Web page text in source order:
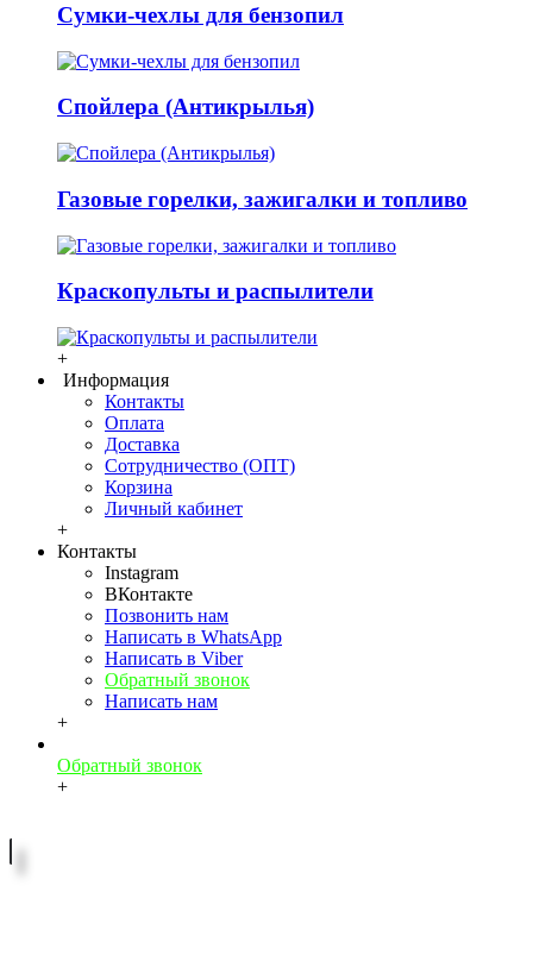
Сумки-чехлы для бензопил
Спойлера (Антикрылья)
Газовые горелки, зажигалки и топливо
Краскопульты и распылители
+
Информация
Контакты
Оплата
Доставка
Сотрудничество (ОПТ)
Корзина
Личный кабинет
+
Контакты
Instagram
ВКонтакте
Позвонить нам
Написать в WhatsApp
Написать в Viber
Обратный звонок
Написать нам
+
Обратный звонок
+